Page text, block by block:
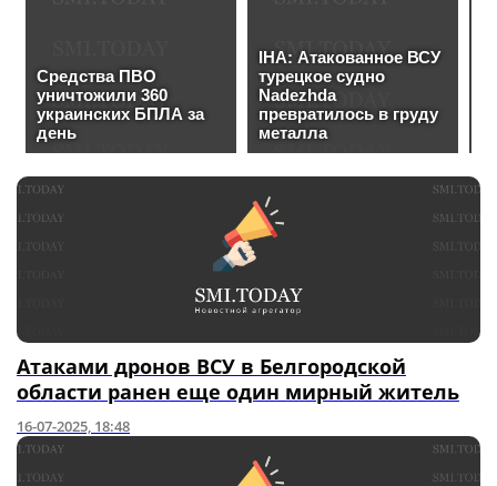
Атаками дронов ВСУ в Белгородской
области ранен еще один мирный житель
16-07-2025, 18:48